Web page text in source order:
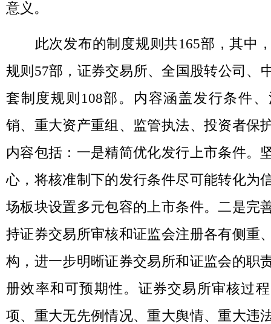
意义。
此次发布的制度规则共165部，其中
规则57部，证券交易所、全国股转公司、
套制度规则108部。内容涵盖发行条件
销、重大资产重组、监管执法、投资者保
内容包括：一是精简优化发行上市条件。
心，将核准制下的发行条件尽可能转化为
场板块设置多元包容的上市条件。二是完
持证券交易所审核和证监会注册各有侧重
构，进一步明晰证券交易所和证监会的职
册效率和可预期性。证券交易所审核过
项、重大无先例情况、重大舆情、重大违